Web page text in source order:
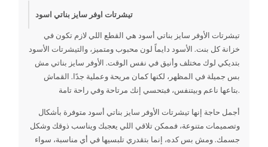
تيشرتات اوفر سايز بناتي اسود
تيشرتات الأوفر سايز بناتي أسود هي القطع اللي لازم تكون في
خزانة كل بنت. الأسود دايماً لون محبوب ومتميز، والتيشرتات الأسود
بتديكي لوك مختلف وأنيق في نفس الوقت. الأوفر سايز بناتي مش
بس جميلة في المظهر، لكنها كمان مريحة وعملية جدًا. القماش
بتاعها ناعم وبيتنفس، فبتحسي إنك مرتاحة وفي راحة تامة.
أجمل حاجة إنها تيشرتات الأوفر سايز بناتي أسود متوفرة بأشكال
وتصميمات متنوعة، فممكن تلاقي اللي يعجبك ويناسب ذوقك وشكل
جسمك. ومش بس كده، إنما بتقدري تلبسيها في أي مناسبة، سواء